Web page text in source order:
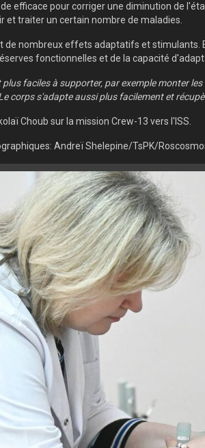
efficace pour corriger une diminution de
et traiter un certain nombre de maladies.
de nombreux effets adaptatifs et
fonctionnelles et de la capacité
faciles à supporter, par exemple monter
corps s'adapte aussi plus facilement et
Choub sur la mission Crew-13 vers l'ISS.
Andreï Shelepine/TsPK/